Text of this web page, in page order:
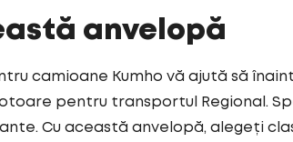
anvelopă
camioane Kumho vă ajută să
pentru transportul Regional.
Cu această anvelopă, alegeți